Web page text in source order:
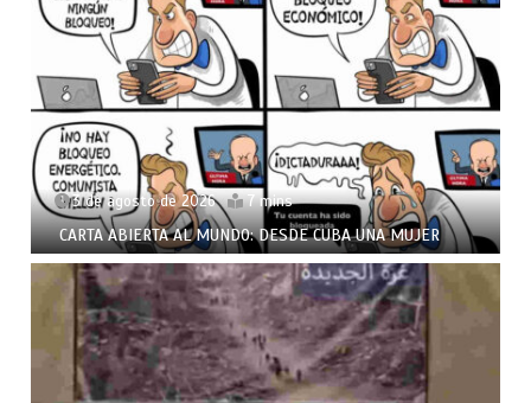
3 de agosto de 2026 7 mins
CARTA ABIERTA AL MUNDO: DESDE CUBA UNA MUJER